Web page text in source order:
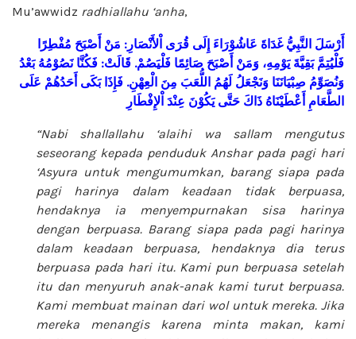
Mu’awwidz radhiallahu ‘anha,
أَرْسَلَ النَّبِيُّ غَدَاةَ عَاشُوْرَاءَ إِلَى قُرَى اْلأَنْصَارِ : مَنْ أَصْبَحَ مُفْطِرًا
فَلْيُتِمَّ بَقِيَّةَ يَوْمِهِ، وَمَنْ أَصْبَحَ صَائِمًا فَلْيَصُمْ. قَالَتْ: فَكُنَّا نَصُوْمُهُ بَعْدُ
وَنُصَوِّمُ صِبْيَانَنَا وَنَجْعَلُ لَهُمُ اللُّعَبَ مِنَ الْعِهْنِ. فَإِذَا بَكَى أَحَدُهُمْ عَلَى
الطَّعَامِ أَعْطَيْنَاهُ ذَاكَ حَتَّى يَكُوْنَ عِنْدَ اْلإِفْطَارِ
“Nabi shallallahu ‘alaihi wa sallam
mengutus
seseorang kepada penduduk Anshar pada pagi hari
‘Asyura untuk mengumumkan, barang siapa pada
pagi harinya dalam keadaan tidak berpuasa,
hendaknya ia menyempurnakan sisa harinya
dengan berpuasa. Barang siapa pada pagi harinya
dalam keadaan berpuasa, hendaknya dia terus
berpuasa pada hari itu. Kami pun berpuasa setelah
itu dan menyuruh anak-anak kami turut berpuasa.
Kami membuat mainan dari wol untuk mereka. Jika
mereka menangis karena minta makan, kami